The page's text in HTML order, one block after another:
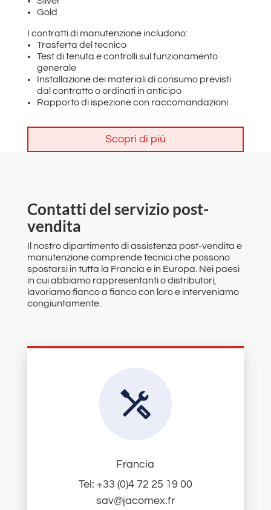
Gold
I contratti di manutenzione includono:
Trasferta del tecnico
Test di tenuta e controlli sul funzionamento
generale
Installazione dei materiali di consumo previsti
dal contratto o ordinati in anticipo
Rapporto di ispezione con raccomandazioni
Scopri di più
Contatti del servizio post-
vendita
Il nostro dipartimento di assistenza post-vendita e
manutenzione comprende tecnici che possono
spostarsi in tutta la Francia e in Europa. Nei paesi
in cui abbiamo rappresentanti o distributori,
lavoriamo fianco a fianco con loro e interveniamo
congiuntamente.
Francia
Tel: +33 (0)4 72 25 19 00​
sav@jacomex.fr